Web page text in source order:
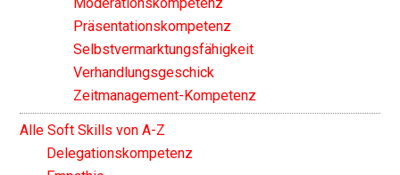
Präsentationskompetenz
Selbstvermarktungsfähigkeit
Verhandlungsgeschick
Zeitmanagement-Kompetenz
Alle Soft Skills von A-Z
Delegationskompetenz